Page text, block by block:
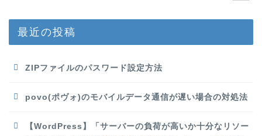
最近の投稿
ZIPファイルのパスワード設定方法
povo(ポヴォ)のモバイルデータ通信が遅い場合の対処法
【WordPress】「サーバーの負荷が高いか十分なリソー